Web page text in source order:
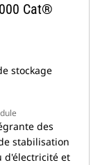
Cat®
stockage
des
stabilisation
d'électricité et